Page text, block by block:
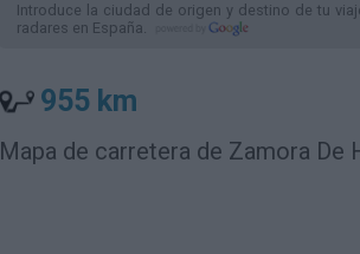
Introduce la ciudad de origen y destino de tu
radares en España.
955 km
Mapa de carretera de Zamora De